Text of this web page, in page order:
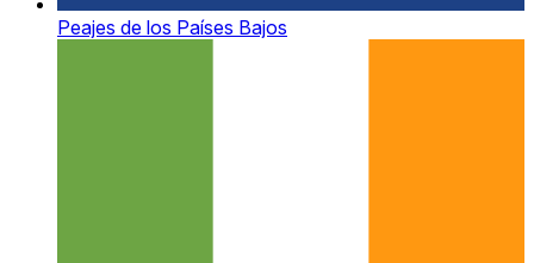
Peajes de los Países Bajos